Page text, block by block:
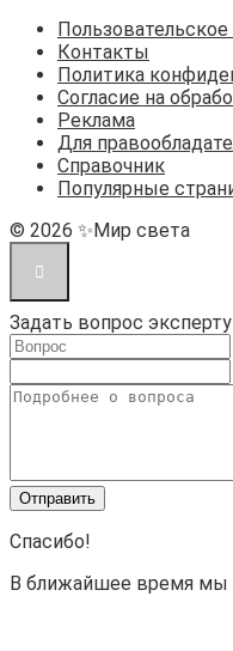
Контакты
Политика
Согласие на
Реклама
Для
Справочник
Популярные
© 2026 ✨Мир света
Задать вопрос эксперту
Спасибо!
В ближайшее время мы